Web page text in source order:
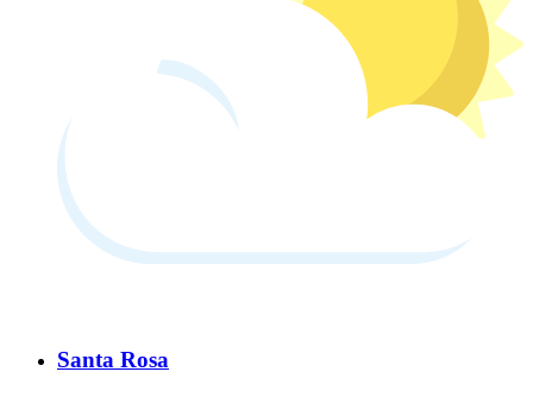
Santa Rosa